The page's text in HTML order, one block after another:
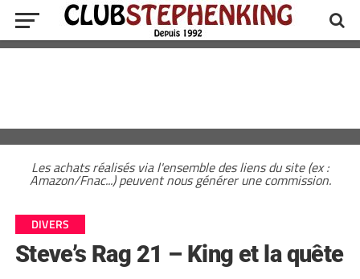
Les achats réalisés via l'ensemble des liens du site (ex :
Amazon/Fnac...) peuvent nous générer une commission.
DIVERS
Steve’s Rag 21 – King et la quête